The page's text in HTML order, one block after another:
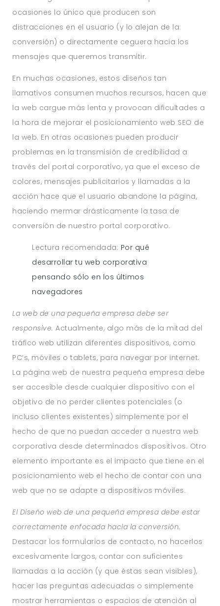
ocasiones lo único que producen son
distracciones en el usuario (y lo alejan de la
conversión) o directamente ceguera hacia los
mensajes que queremos transmitir.
En muchas ocasiones, estos diseños tan
llamativos consumen muchos recursos, hacen que
la web cargue más lenta y provocan dificultades a
la hora de mejorar el posicionamiento web SEO de
la web. En otras ocasiones pueden producir
problemas en la transmisión de credibilidad a
través del portal corporativo, ya que el exceso de
colores, mensajes publicitarios y llamadas a la
acción hace que el usuario abandone la página,
haciendo mermar drásticamente la tasa de
conversión de nuestro portal corporativo.
Lectura recomendada: Por qué
desarrollar tu web corporativa
pensando sólo en los últimos
navegadores
La web de una pequeña empresa debe ser
responsive.Actualmente, algo más de la mitad del
tráfico web utilizan diferentes dispositivos, como
PC’s, móviles o tablets, para navegar por internet.
La página web de nuestra pequeña empresa debe
ser accesible desde cualquier dispositivo con el
objetivo de no perder clientes potenciales (o
incluso clientes existentes) simplemente por el
hecho de que no puedan acceder a nuestra web
corporativa desde determinados dispositivos. Otro
elemento importante es el impacto que tiene en el
posicionamiento web el hecho de contar con una
web que no se adapte a dispositivos móviles.
El Diseño web de una pequeña empresa debe estar
correctamente enfocada hacia la conversión.
Destacar los formularios de contacto, no hacerlos
excesivamente largos, contar con suficientes
llamadas a la acción (y que éstas sean visibles),
hacer las preguntas adecuadas o simplemente
mostrar herramientas o espacios de atención al